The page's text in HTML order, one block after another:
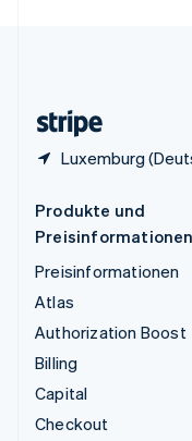
Luxemburg
Produkte und
Preisinformationen
Preisinformationen
Atlas
Authorization Boost
Billing
Capital
Checkout